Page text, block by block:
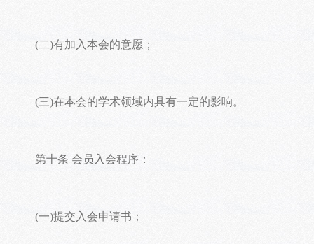
(二)有加入本会的意愿；
(三)在本会的学术领域内具有一定的影响。
第十条 会员入会程序：
(一)提交入会申请书；